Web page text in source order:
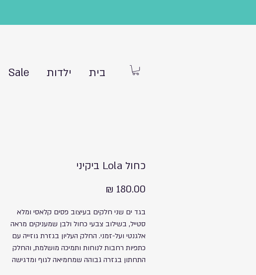
בית ילדות Sale
כחול Lola ביקיני
בגד ים שני חלקים בעיצוב פסים קלאסי ומלא
סטייל, בשילוב צבעי כחול ולבן שמעניקים מראה
אלגנטי ועל-זמני. החלק העליון בגזרת גוזייה עם
כתפיות רחבות לנוחות ותמיכה מושלמת, והחלק
התחתון בגזרה גבוהה שמחמיאה לגוף ומדגישה